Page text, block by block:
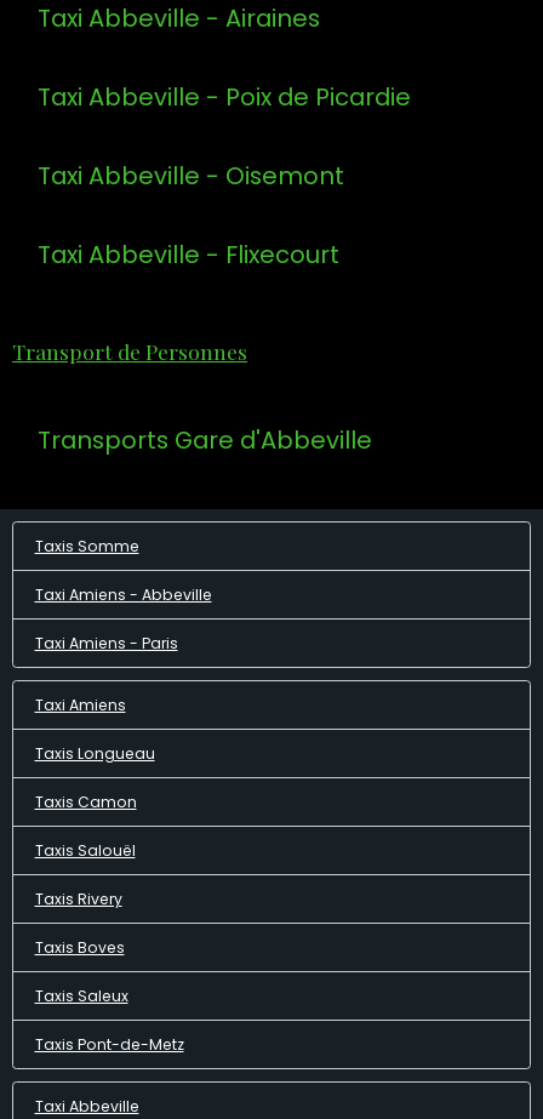
Taxi Abbeville - Airaines
Taxi Abbeville - Poix de Picardie
Taxi Abbeville - Oisemont
Taxi Abbeville - Flixecourt
Transport de Personnes
Transports Gare d'Abbeville
Taxis Somme
Taxi Amiens - Abbeville
Taxi Amiens - Paris
Taxi Amiens
Taxis Longueau
Taxis Camon
Taxis Salouël
Taxis Rivery
Taxis Boves
Taxis Saleux
Taxis Pont-de-Metz
Taxi Abbeville